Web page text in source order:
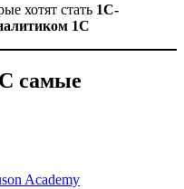
хотят стать 1С-
1С
самые
Academy